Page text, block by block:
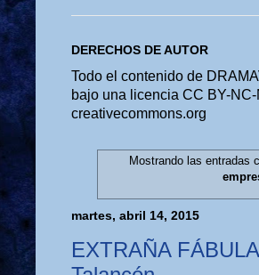
DERECHOS DE AUTOR
Todo el contenido de
bajo una licencia CC BY-
creativecommons.org
Mostrando las entradas
martes, abril 14, 2015
EXTRAÑA